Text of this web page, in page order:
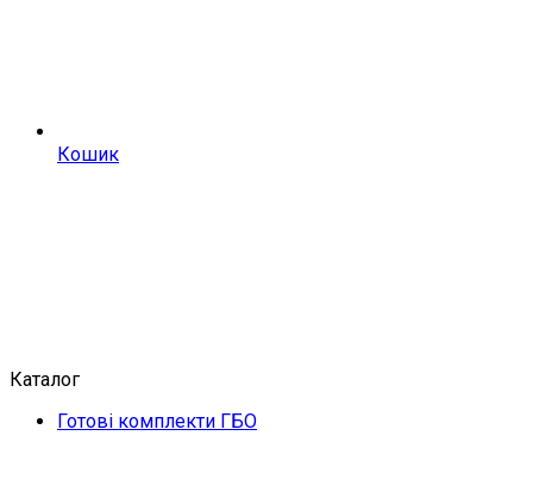
Кошик
Каталог
Готові комплекти ГБО